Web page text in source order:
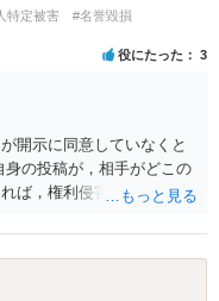
。まずは電話相談などで
します。
特定被害
#名誉毀損
役にたった 3
開示に同意していなくと
の投稿が，相手がどこの
ば，権利侵害性が認めら
トストーカーとして晒し
められる可能性はあるで